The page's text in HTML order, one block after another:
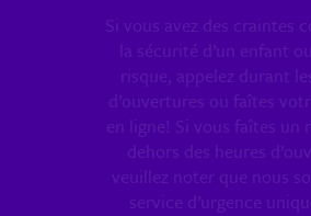
Si vous avez des craintes
la sécurité d’un enfant
risque, appelez durant
d’ouvertures ou faîtes
en ligne! Si vous faîtes un
dehors des heures
veuillez noter que nous
service d’urgence